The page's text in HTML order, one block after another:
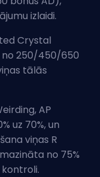
izlaidi.
Crystal
no 250/450/650
tālās
AP
uz 70%, un
viņas R
no 75%